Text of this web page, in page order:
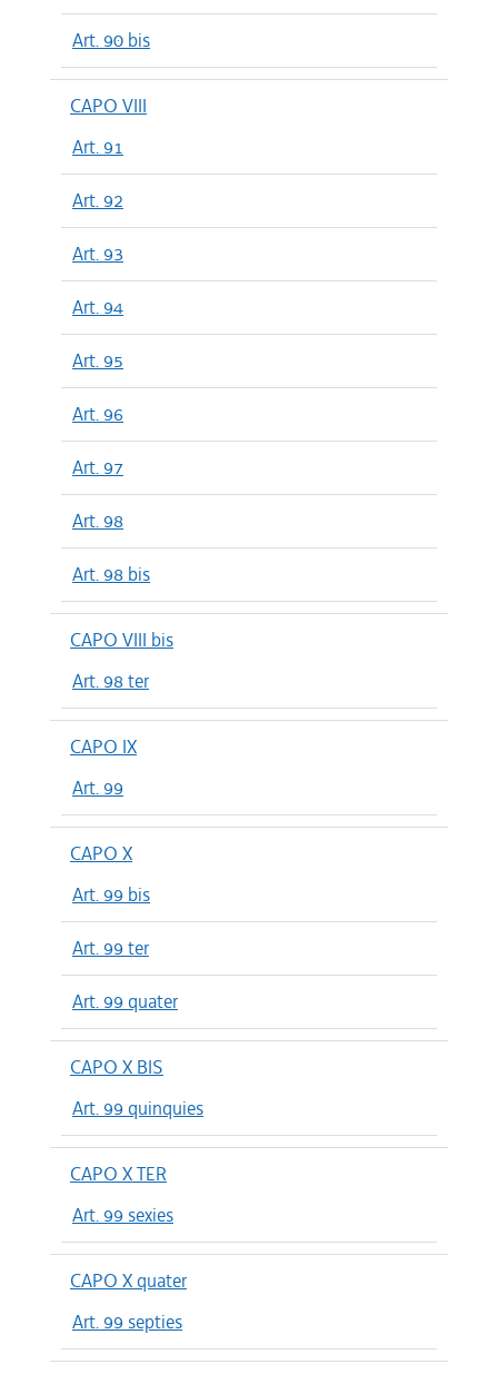
Art. 90 bis
CAPO VIII
Art. 91
Art. 92
Art. 93
Art. 94
Art. 95
Art. 96
Art. 97
Art. 98
Art. 98 bis
CAPO VIII bis
Art. 98 ter
CAPO IX
Art. 99
CAPO X
Art. 99 bis
Art. 99 ter
Art. 99 quater
CAPO X BIS
Art. 99 quinquies
CAPO X TER
Art. 99 sexies
CAPO X quater
Art. 99 septies